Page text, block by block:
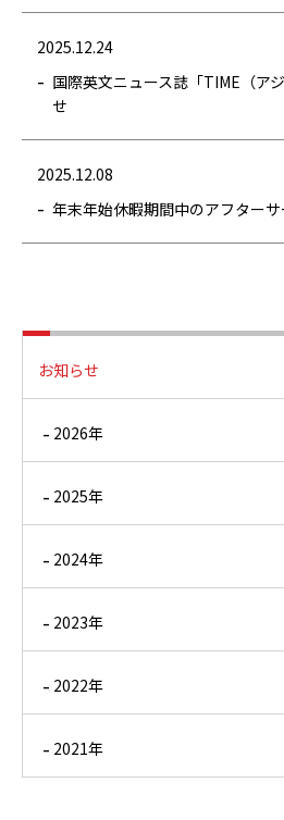
お知らせ
2026年
2025年
2024年
2023年
2022年
2021年
2025.12.24
国際英文ニュース誌「TIME（ア
せ
2025.12.08
年末年始休暇期間中のアフター